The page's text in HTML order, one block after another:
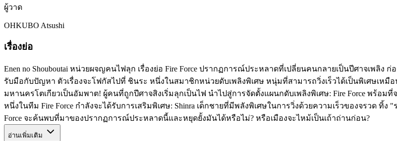
ผู้วาด
OHKUBO Atsushi
เรื่องย่อ
Enen no Shouboutai หน่วยผจญคนไฟลุก เรื่องย่อ Fire Force ปรากฏการณ์ประหลาดที่เปลี่ยนคนกลายเป็นปีศาจเพลิ
รับมือกับปัญหา ตัวเรื่องจะโฟกัสไปที่ ชินระ หนึ่งในสมาชิกหน่วยดับเพลิงพิเศษ หนุ่มที่สามารถวิ่งเร็วได้เป็นพิเศษเห
มหานครโตเกียวเป็นอัมพาต! ผู้คนที่ถูกปีศาจสิงเริ่มลุกเป็นไฟ นำไปสู่การจัดตั้งแผนกดับเพลิงพิเศษ: Fire Force พร้อ
หนึ่งในทีม Fire Force กำลังจะได้รับการเสริมพิเศษ: Shinra เด็กชายที่มีพลังพิเศษในการวิ่งด้วยความเร็วของจรวด ทิ้ง
Force จะค้นพบที่มาของปรากฏการณ์ประหลาดนี้และหยุดยั้งมันได้หรือไม่? หรือเมืองจะไหม้เป็นเถ้าถ่านก่อน?
อ่านเพิ่มเติม